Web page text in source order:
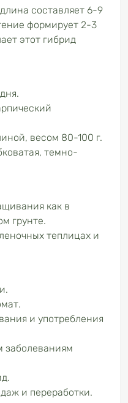
составляет 6-9
формирует 2-3
этот гибрид
весом 80-100 г.
темно-
как в
грунте.
теплицах и
и употребления
заболеваниям
и переработки.